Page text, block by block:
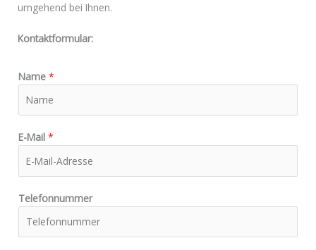
umgehend bei Ihnen.
Kontaktformular:
Name *
E-Mail *
Telefonnummer